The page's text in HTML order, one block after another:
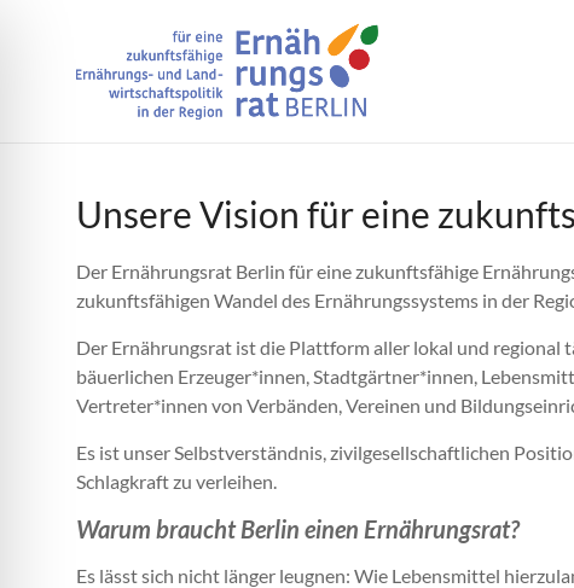
Unsere Vision für eine
Der Ernährungsrat Berlin für eine zukunftsfähige
zukunftsfähigen Wandel des Ernährungssystems in der
Der Ernährungsrat ist die Plattform aller lokal und regional
bäuerlichen Erzeuger*innen, Stadtgärtner*innen,
Vertreter*innen von Verbänden, Vereinen und
Es ist unser Selbstverständnis, zivilgesellschaftlichen
Schlagkraft zu verleihen.
Warum braucht Berlin einen Ernährungsrat?
Es lässt sich nicht länger leugnen: Wie Lebensmittel